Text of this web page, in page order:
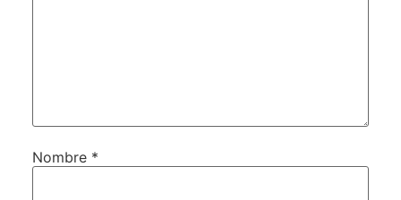
Nombre *